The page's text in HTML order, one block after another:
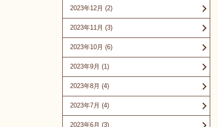
2023年12月 (2)
2023年11月 (3)
2023年10月 (6)
2023年9月 (1)
2023年8月 (4)
2023年7月 (4)
2023年6月 (3)